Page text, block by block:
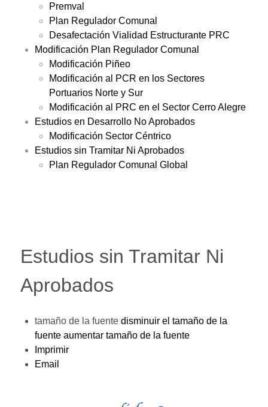
Premval
Plan Regulador Comunal
Desafectación Vialidad Estructurante PRC
Modificación Plan Regulador Comunal
Modificación Piñeo
Modificación al PCR en los Sectores
Portuarios Norte y Sur
Modificación al PRC en el Sector Cerro Alegre
Estudios en Desarrollo No Aprobados
Modificación Sector Céntrico
Estudios sin Tramitar Ni Aprobados
Plan Regulador Comunal Global
Estudios sin Tramitar Ni
Aprobados
tamaño de la fuente disminuir el tamaño de la
fuente aumentar tamaño de la fuente
Imprimir
Email